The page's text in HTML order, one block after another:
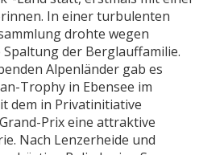
In einer turbulenten
drohte wegen
der Berglauffamilie.
Alpenländer gab es
Trophy in Ebensee im
dem in Privatinitiative
Prix eine attraktive
Nach Lenzerheide und